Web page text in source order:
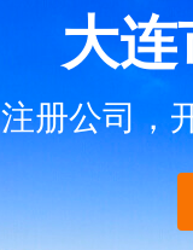
大
注册公司，